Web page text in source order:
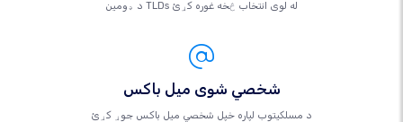
د ډومین TLDs له لوی انتخاب څخه غوره کړئ
شخصي شوی میل باکس
د مسلکيتوب لپاره خپل شخصي میل باکس جوړ کړئ